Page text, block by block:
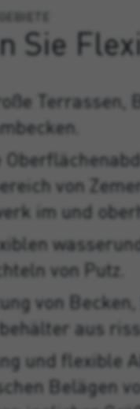
Sie
Terrassen,
von
im und
von Putz.
von
aus
und flexible
Belägen